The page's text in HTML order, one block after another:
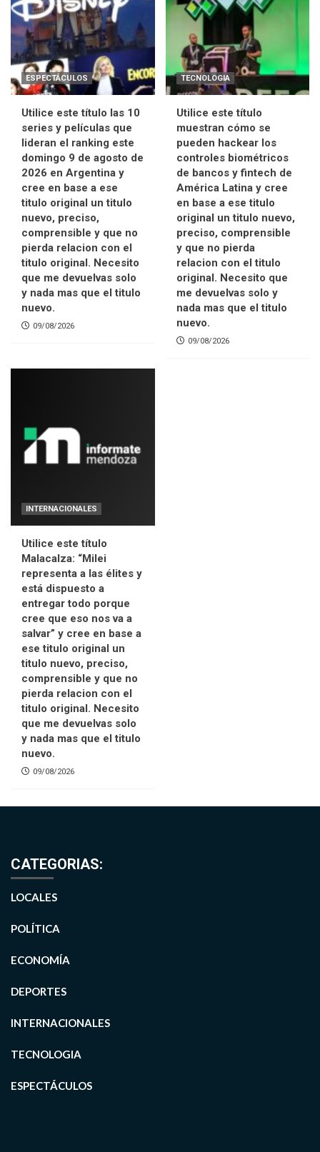
ESPECTÁCULOS
Utilice este título las 10
series y películas que
lideran el ranking este
domingo 9 de agosto de
2026 en Argentina y
cree en base a ese
titulo original un titulo
nuevo, preciso,
comprensible y que no
pierda relacion con el
titulo original. Necesito
que me devuelvas solo
y nada mas que el titulo
nuevo.
09/08/2026
TECNOLOGIA
Utilice este título
muestran cómo se
pueden hackear los
controles biométricos
de bancos y fintech de
América Latina y cree
en base a ese titulo
original un titulo nuevo,
preciso, comprensible
y que no pierda
relacion con el titulo
original. Necesito que
me devuelvas solo y
nada mas que el titulo
nuevo.
09/08/2026
INTERNACIONALES
Utilice este título
Malacalza: “Milei
representa a las élites y
está dispuesto a
entregar todo porque
cree que eso nos va a
salvar” y cree en base a
ese titulo original un
titulo nuevo, preciso,
comprensible y que no
pierda relacion con el
titulo original. Necesito
que me devuelvas solo
y nada mas que el titulo
nuevo.
09/08/2026
CATEGORIAS:
LOCALES
POLÍTICA
ECONOMÍA
DEPORTES
INTERNACIONALES
TECNOLOGIA
ESPECTÁCULOS